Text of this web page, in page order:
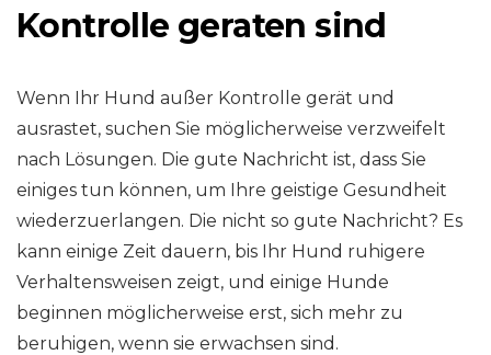
Kontrolle geraten sind
Wenn Ihr Hund außer Kontrolle gerät und
ausrastet, suchen Sie möglicherweise verzweifelt
nach Lösungen. Die gute Nachricht ist, dass Sie
einiges tun können, um Ihre geistige Gesundheit
wiederzuerlangen. Die nicht so gute Nachricht? Es
kann einige Zeit dauern, bis Ihr Hund ruhigere
Verhaltensweisen zeigt, und einige Hunde
beginnen möglicherweise erst, sich mehr zu
beruhigen, wenn sie erwachsen sind.